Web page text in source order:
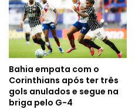
Bahia empata com o
Corinthians após ter três
gols anulados e segue na
briga pelo G-4